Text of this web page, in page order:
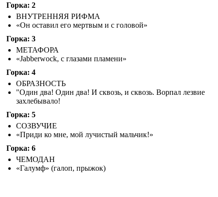
Горка: 2
ВНУТРЕННЯЯ РИФМА
«Он оставил его мертвым и с головой»
Горка: 3
МЕТАФОРА
«Jabberwock, с глазами пламени»
Горка: 4
ОБРАЗНОСТЬ
"Один два! Один два! И сквозь, и сквозь. Ворпал лезвие
захлебывало!
Горка: 5
СОЗВУЧИЕ
«Приди ко мне, мой лучистый мальчик!»
Горка: 6
ЧЕМОДАН
«Галумф» (галоп, прыжок)